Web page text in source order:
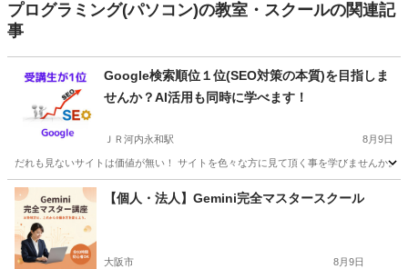
プログラミング(パソコン)の教室・スクールの関連記
事
Google検索順位１位(SEO対策の本質)を目指しま
せんか？AI活用も同時に学べます！
ＪＲ河内永和駅 8月9日
だれも見ないサイトは価値が無い！ サイトを色々な方に見て頂く事を学びませんか
大阪 東大阪市 ＪＲ河内永和駅 ホームページ作成
【個人・法人】Gemini完全マスタースクール
大阪市 8月9日